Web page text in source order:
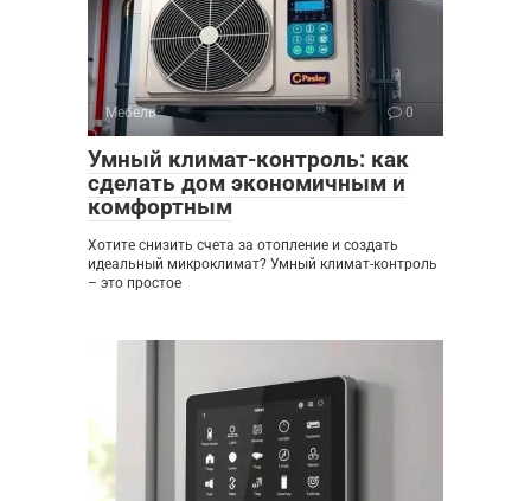
Мебель 0
Умный климат-контроль: как
сделать дом экономичным и
комфортным
Хотите снизить счета за отопление и создать
идеальный микроклимат? Умный климат-контроль
– это простое